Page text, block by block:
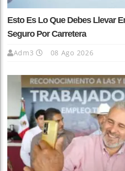
Esto Es Lo Que Debes Llevar
Seguro Por Carretera
Adm3 08 Ago 2026